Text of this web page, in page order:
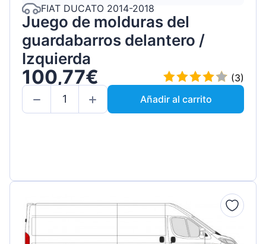
FIAT DUCATO 2014-2018
Juego de molduras del
guardabarros delantero /
Izquierda
100,77€
(3)
Añadir al carrito